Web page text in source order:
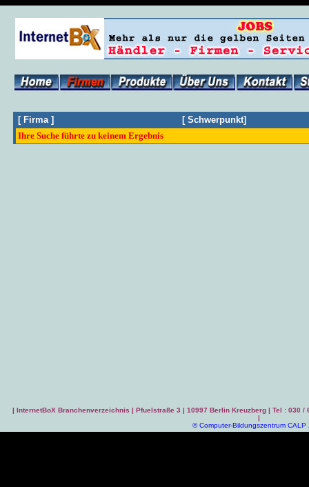
[ Firma ] [ Schwerpunkt]
Ihre Suche führte zu keinem Ergebnis
| InternetBoX Branchenverzeichnis | Pfuelstraße 3 | 10997 Berlin Kreuzberg | Tel : 030
|
©Computer-Bildungszentrum CALP